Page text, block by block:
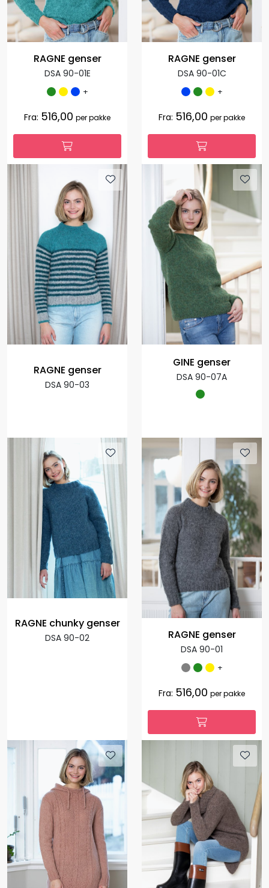
RAGNE genser
DSA 90-01E
+
Fra: 516,00 per pakke
RAGNE genser
DSA 90-01C
+
Fra: 516,00 per pakke
RAGNE genser
DSA 90-03
GINE genser
DSA 90-07A
RAGNE chunky genser
DSA 90-02 RAGNE genser
DSA 90-01
+
Fra: 516,00 per pakke